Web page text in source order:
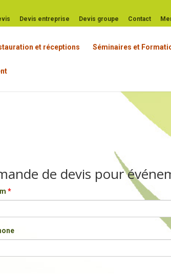
Devis entreprise Devis groupe Contact
et réceptions Séminaires et
de devis pour
*